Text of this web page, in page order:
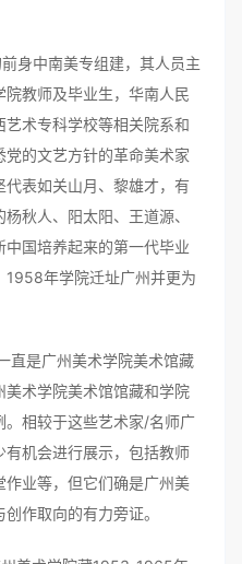
中南美专组建，其人员主
教师及毕业生，华南人民
术专科学校等相关院系和
的文艺方针的革命美术家
表如关山月、黎雄才，有
秋人、阳太阳、王道源、
国培养起来的第一代毕业
1958年学院迁址广州并更为
是广州美术学院美术馆藏
术学院美术馆馆藏和学院
相较于这些艺术家/名师广
机会进行展示，包括教师
业等，但它们确是广州美
作取向的有力旁证。